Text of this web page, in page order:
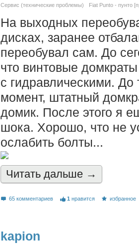
Сервис (технические проблемы) Fiat Punto - пунто
На выходных
дисках, заранее
переобувал сам. До
что винтовые
с гидравлическими.
момент, штатный
домик. После этого я
шока. Хорошо, что не
ослабить болты...
Читать дальшe →
65 комментариев 1 нравится избранное
kapion